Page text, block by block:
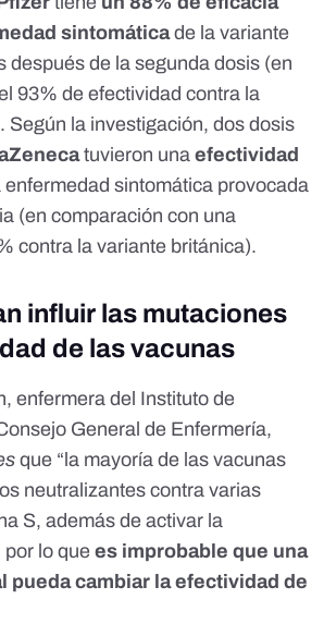
sintomáticade la variante
después de la segunda dosis (en
93% de efectividad contra la
Según la investigación, dos dosis
tuvieron una efectividad
enfermedad sintomática provocada
(en comparación con una
contra la variante británica).
influir las mutaciones
de las vacunas
enfermera del Instituto de
General de Enfermería,
que “la mayoría de las vacunas
neutralizantes contra varias
S, además de activar la
por lo que es improbable que una
pueda cambiar la efectividad de